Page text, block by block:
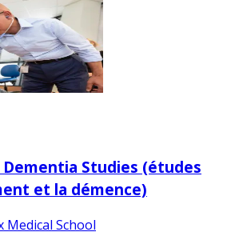
Dementia Studies (études
et la démence)
Medical School